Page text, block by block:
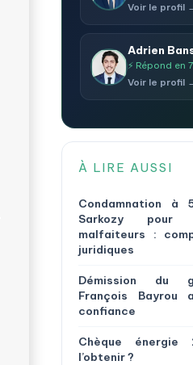
Voir le profil
Adrien
⚡ Répond en
Voir le profil
À LIRE AUSSI
Condamnation à
Sarkozy pour
malfaiteurs :
juridiques
Démission du
François
confiance
Chèque énergie
l’obtenir ?